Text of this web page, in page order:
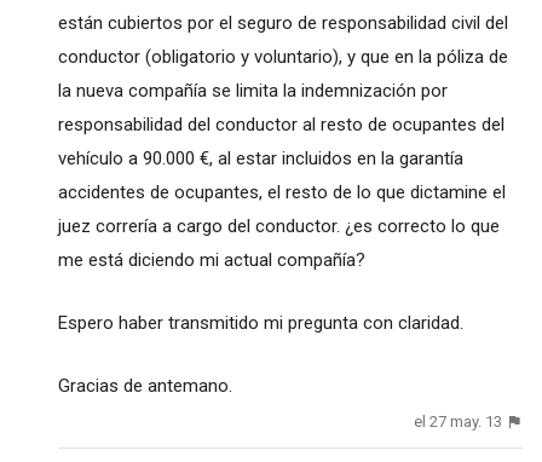
están cubiertos por el seguro de responsabilidad civil del
conductor (obligatorio y voluntario), y que en la póliza de
la nueva compañía se limita la indemnización por
responsabilidad del conductor al resto de ocupantes del
vehículo a 90.000 €, al estar incluidos en la garantía
accidentes de ocupantes, el resto de lo que dictamine el
juez correría a cargo del conductor. ¿es correcto lo que
me está diciendo mi actual compañía?
Espero haber transmitido mi pregunta con claridad.
Gracias de antemano.
el 27 may. 13